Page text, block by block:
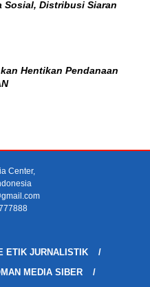
Sosial, Distribusi Siaran
Hentikan Pendanaan
Center,
ETIK JURNALISTIK
MEDIA SIBER